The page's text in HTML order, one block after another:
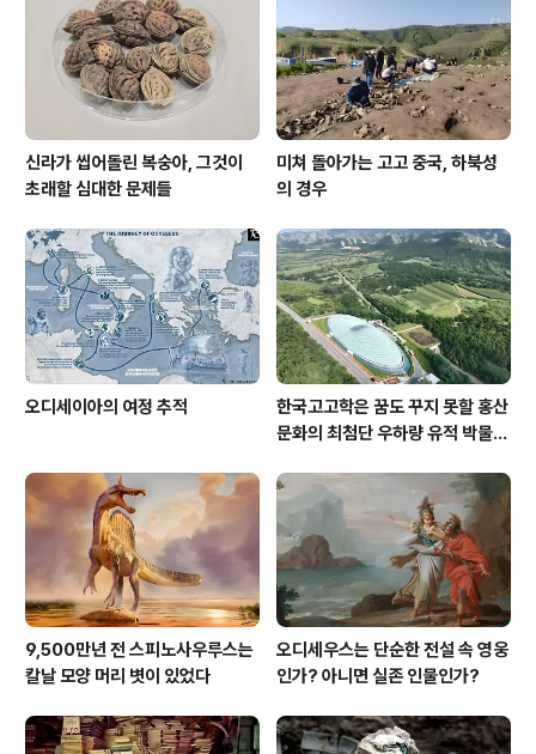
지금의 경남 창녕 일대에 근거지를 둔 가야 제국諸國 중 하
나인 비화가야非火伽倻가 오늘 심장을 열어젖힌다. 이곳
교동과 송현동 일..
신라가 씹어돌린 복숭아, 그것이
초래할 심대한 문제들
미쳐 돌아가는 고고 중국, 하북성
의 경우
오디세이아의 여정 추적
한국고고학은 꿈도 꾸지 못할 홍산
문화의 최첨단 우하량 유적 박물관
9,500만년 전 스피노사우루스는
칼날 모양 머리 볏이 있었다
오디세우스는 단순한 전설 속 영웅
인가? 아니면 실존 인물인가?